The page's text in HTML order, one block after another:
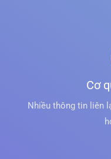
Cơ
Nhiều thông tin liên